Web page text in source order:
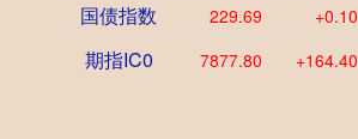
国债指数 229.69 +0.10
期指IC0 7877.80 +164.40